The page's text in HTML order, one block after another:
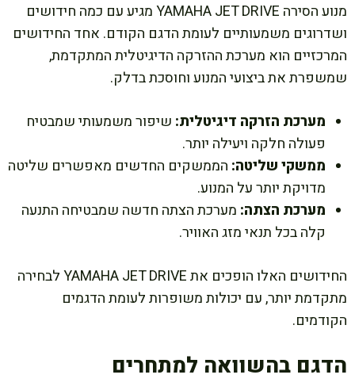
מנוע הסירה YAMAHA JET DRIVE מגיע עם כמה חידושים
ושדרוגים משמעותיים לעומת הדגם הקודם. אחד החידושים
המרכזיים הוא מערכת ההזרקה הדיגיטלית המתקדמת,
שמשפרת את ביצועי המנוע וחוסכת בדלק.
מערכת הזרקה דיגיטלית: שיפור משמעותי שמבטיח
פעולה חלקה ויעילה יותר.
ממשקי שליטה: הממשקים החדשים מאפשרים שליטה
מדויקת יותר על המנוע.
מערכת הצתה: מערכת הצתה חדשה שמבטיחה התנעה
קלה בכל תנאי מזג האוויר.
החידושים האלו הופכים את YAMAHA JET DRIVE לבחירה
מתקדמת יותר, עם יכולות משופרות לעומת הדגמים
הקודמים.
הדגם בהשוואה למתחרים